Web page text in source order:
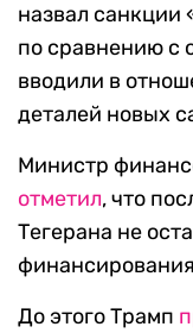
назвал
по сравнению с
вводили в
деталей новых
Министр
отметил, что
Тегерана не
До этого Трамп